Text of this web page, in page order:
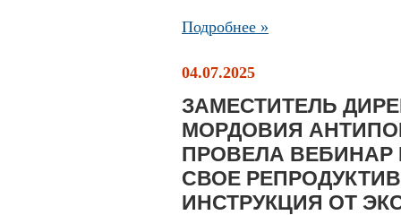
Подробнее »
04.07.2025
ЗАМЕСТИТЕЛЬ
МОРДОВИЯ
ПРОВЕЛА ВЕБИНАР
СВОЕ
ИНСТРУКЦИЯ ОТ